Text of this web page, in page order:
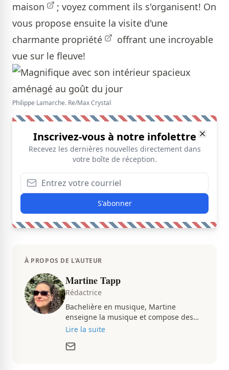
maison
; voyez comment ils s'organisent! On
vous propose ensuite la visite d'une
charmante propriété
offrant une incroyable
vue sur le fleuve!
Philippe Lamarche. Re/Max Crystal
Inscrivez-vous à notre infolettre
Recevez les dernières nouvelles directement dans
votre boîte de réception.
S'abonner
À PROPOS DE L'AUTEUR
Martine Tapp
Rédactrice
Bachelière en musique, Martine
enseigne la musique et compose des
pièces musicales pendant ses temps
d’aménagement intérieur, elle suit de
Lire la suite